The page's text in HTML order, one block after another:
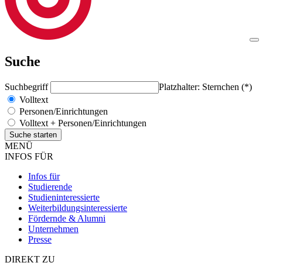
Suche
Suchbegriff
Platzhalter: Sternchen (*)
Volltext
Personen/Einrichtungen
Volltext + Personen/Einrichtungen
MENÜ
INFOS FÜR
Infos für
Studierende
Studieninteressierte
Weiterbildungsinteressierte
Fördernde & Alumni
Unternehmen
Presse
DIREKT ZU